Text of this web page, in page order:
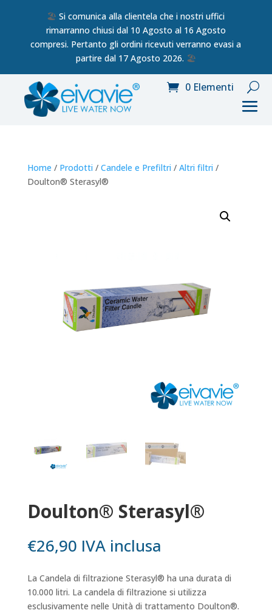
🏖️Si comunica alla clientela che i nostri uffici
rimarranno chiusi dal 10 Agosto al 16 Agosto
compresi. Pertanto gli ordini ricevuti verranno evasi a
partire dal 17 Agosto 2026. 🏖️
0 Elementi
Home / Prodotti / Candele e Prefiltri / Altri filtri /
Doulton® Sterasyl®
Doulton® Sterasyl®
€26,90 IVA inclusa
La Candela di filtrazione Sterasyl® ha una durata di
10.000 litri. La candela di filtrazione si utilizza
esclusivamente nelle Unità di trattamento Doulton®.